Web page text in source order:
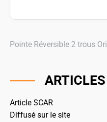
Pointe Réversible 2 trous
Article SCAR
Diffusé sur le site